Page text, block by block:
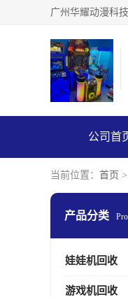
公司首
当前位置： 首页 >
产品分类
娃娃机回收
游戏机回收